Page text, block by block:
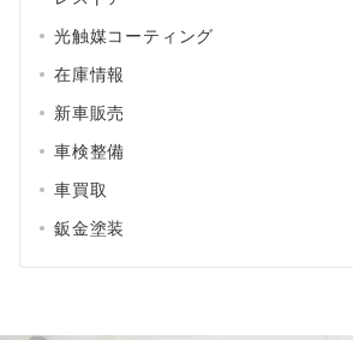
光触媒コーティング
在庫情報
新車販売
車検整備
車買取
鈑金塗装